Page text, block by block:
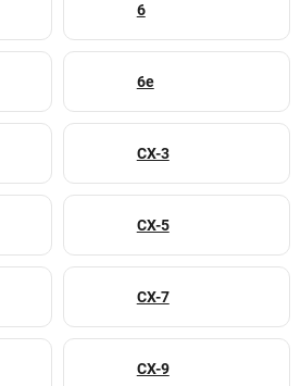
6
6e
CX-3
CX-5
CX-7
CX-9